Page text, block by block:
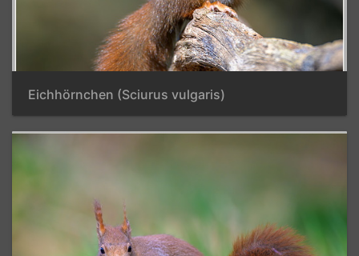
Eichhörnchen (Sciurus vulgaris)